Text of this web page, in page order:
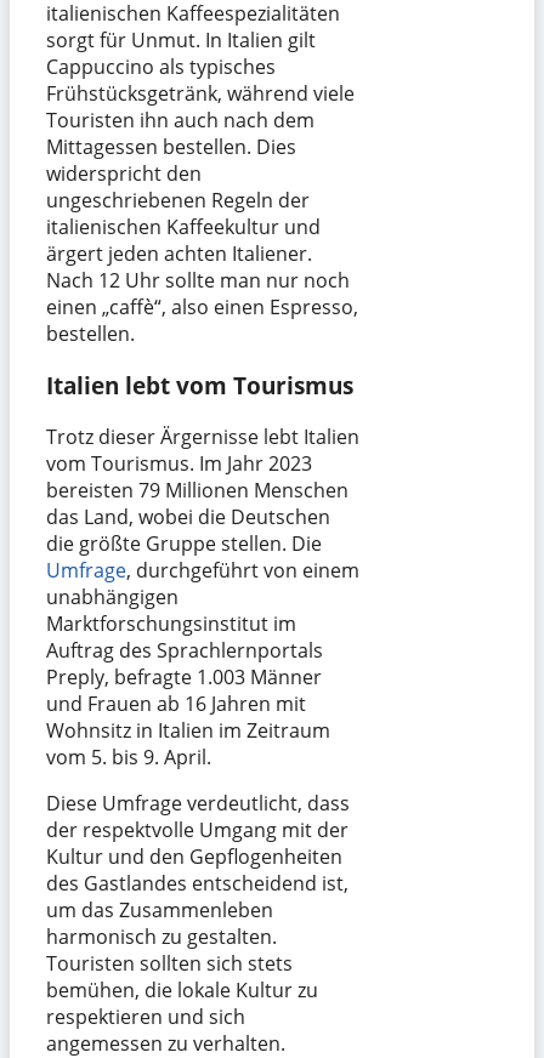
italienischen Kaffeespezialitäten
sorgt für Unmut. In Italien gilt
Cappuccino als typisches
Frühstücksgetränk, während viele
Touristen ihn auch nach dem
Mittagessen bestellen. Dies
widerspricht den
ungeschriebenen Regeln der
italienischen Kaffeekultur und
ärgert jeden achten Italiener.
Nach 12 Uhr sollte man nur noch
einen „caffè“, also einen Espresso,
bestellen.
Italien lebt vom Tourismus
Trotz dieser Ärgernisse lebt Italien
vom Tourismus. Im Jahr 2023
bereisten 79 Millionen Menschen
das Land, wobei die Deutschen
die größte Gruppe stellen. Die
Umfrage, durchgeführt von einem
unabhängigen
Marktforschungsinstitut im
Auftrag des Sprachlernportals
Preply, befragte 1.003 Männer
und Frauen ab 16 Jahren mit
Wohnsitz in Italien im Zeitraum
vom 5. bis 9. April.
Diese Umfrage verdeutlicht, dass
der respektvolle Umgang mit der
Kultur und den Gepflogenheiten
des Gastlandes entscheidend ist,
um das Zusammenleben
harmonisch zu gestalten.
Touristen sollten sich stets
bemühen, die lokale Kultur zu
respektieren und sich
angemessen zu verhalten.